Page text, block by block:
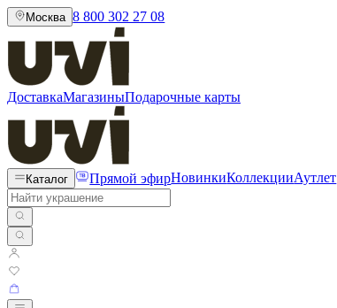
Москва 8 800 302 27 08
ДоставкаМагазиныПодарочные карты
Каталог Прямой эфирНовинкиКоллекцииАутлет